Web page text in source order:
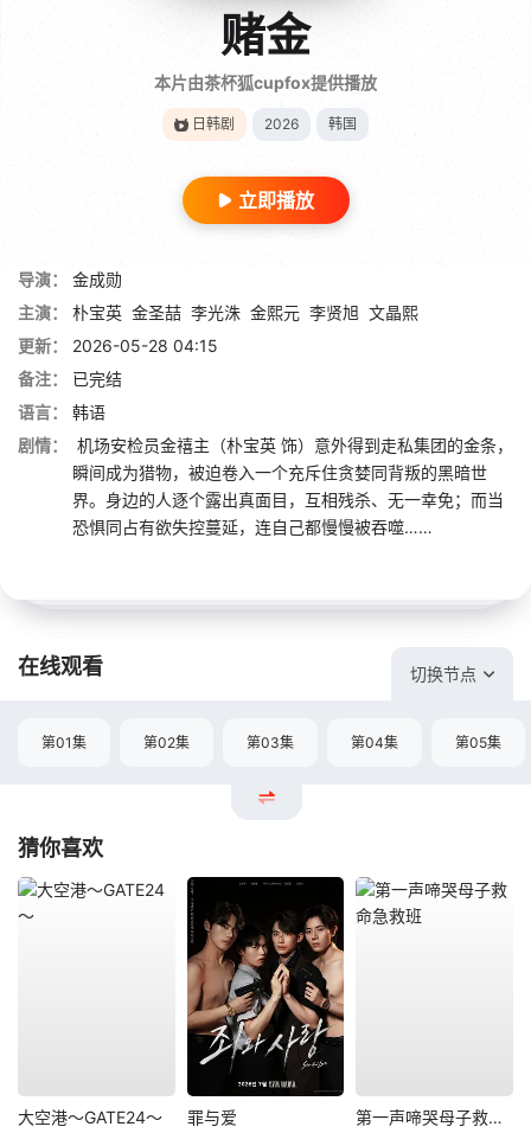
赌金
本片由茶杯狐cupfox提供播放
日韩剧 2026 韩国
立即播放
导演：
金成勋
主演：
朴宝英 金圣喆 李光洙 金熙元 李贤旭 文晶熙
更新：
2026-05-28 04:15
备注：
已完结
语言：
韩语
剧情：
机场安检员金禧主（朴宝英 饰）意外得到走私集团的金条，
瞬间成为猎物，被迫卷入一个充斥住贪婪同背叛的黑暗世
界。身边的人逐个露出真面目，互相残杀、无一幸免；而当
恐惧同占有欲失控蔓延，连自己都慢慢被吞噬……
在线观看 切换节点
第01集 第02集 第03集 第04集 第05集
猜你喜欢
大空港～GATE24～ 罪与爱 第一声啼哭母子救命急救班